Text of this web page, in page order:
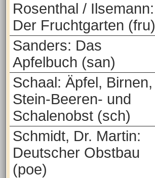
Rosenthal / Ilsemann:
Der Fruchtgarten (fru)
Sanders: Das
Apfelbuch (san)
Schaal: Äpfel, Birnen,
Stein-Beeren- und
Schalenobst (sch)
Schmidt, Dr. Martin:
Deutscher Obstbau
(poe)